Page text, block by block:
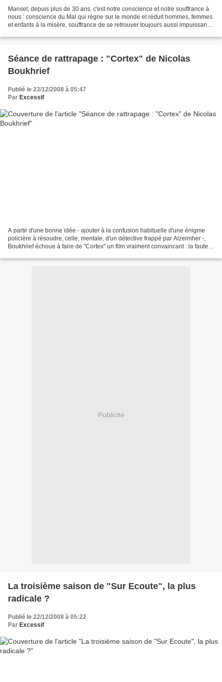
Manset, depuis plus de 30 ans, c'est notre conscience et notre souffrance à
nous : conscience du Mal qui règne sur le monde et réduit hommes, femmes
et enfants à la misère, souffrance de se retrouver toujours aussi impuissants
Séance de rattrapage : "Cortex" de Nicolas
Boukhrief
Publié le 23/12/2008 à 05:47
Par Excessif
A partir d'une bonne idée - ajouter à la confusion habituelle d'une énigme
policière à résoudre, celle, mentale, d'un détective frappé par Alzeimher -,
Boukhrief échoue à faire de "Cortex" un film vraiment convaincant : la faute
Publicité
La troisième saison de "Sur Ecoute", la plus
radicale ?
Publié le 22/12/2008 à 05:22
Par Excessif